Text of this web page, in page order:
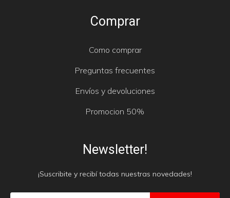
Comprar
Como comprar
Preguntas frecuentes
Envíos y devoluciones
Promocion 50%
Newsletter!
¡Suscribite y recibí todas nuestras novedades!